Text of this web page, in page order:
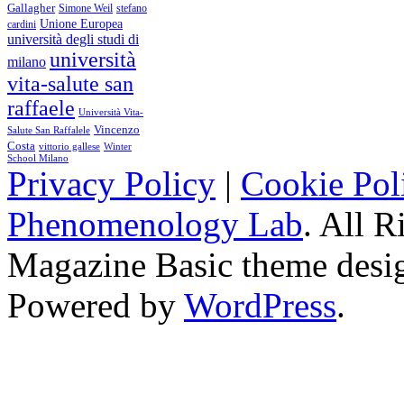
Gallagher Simone Weil stefano
cardini Unione Europea
università degli studi di
milano università
vita-salute san
raffaele Università Vita-
Salute San Raffalele Vincenzo
Costa vittorio gallese Winter
School Milano
Privacy Policy | Cookie
Phenomenology Lab. All
Magazine Basic theme
Powered by WordPress.